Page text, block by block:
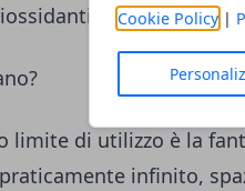
Cookie Policy|
limite di utilizzo è la
infinito,